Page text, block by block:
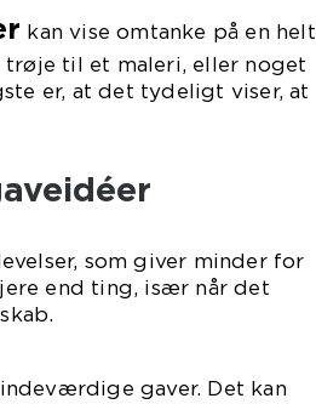
kan vise omtanke på en helt
til et maleri, eller noget
er, at det tydeligt viser, at
som giver minder for
end ting, især når det
gaver. Det kan